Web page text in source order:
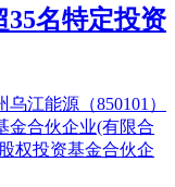
35名特定投资
江能源（850101）
金合伙企业(有限合
权投资基金合伙企